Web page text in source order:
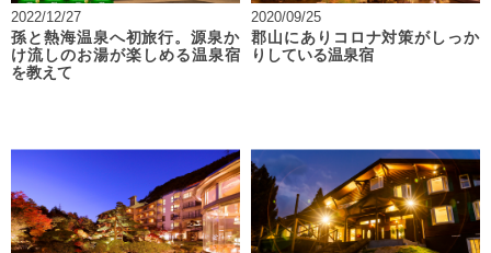
2022/12/27
孫と熱海温泉へ初旅行。源泉か
け流しのお湯が楽しめる温泉宿
を教えて
2020/09/25
郡山にありコロナ対策がしっか
りしている温泉宿